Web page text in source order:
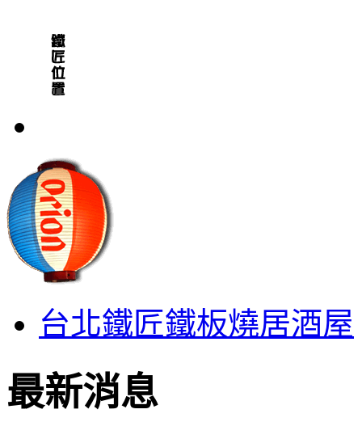
台北鐵匠鐵板燒居酒屋
最新消息